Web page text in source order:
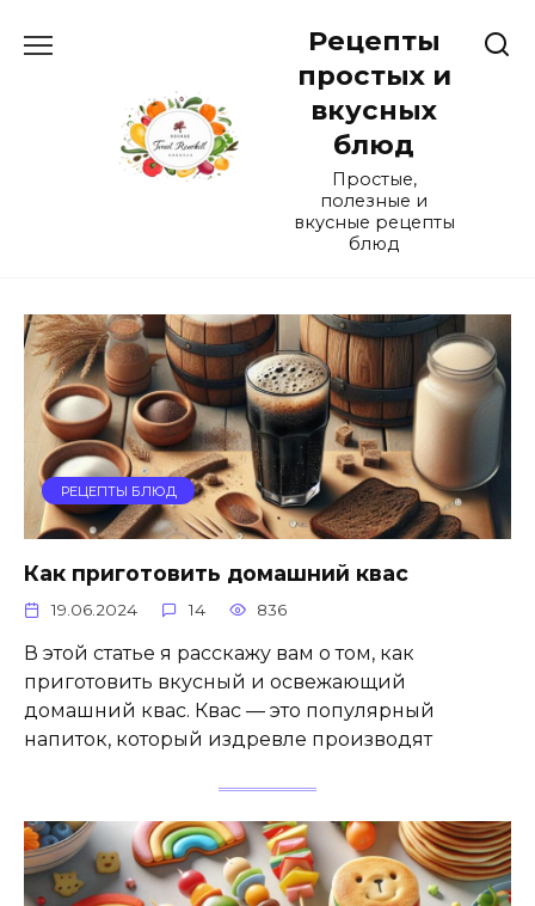
Рецепты
простых и
вкусных
блюд
Простые,
полезные и
вкусные рецепты
блюд
РЕЦЕПТЫ БЛЮД
Как приготовить домашний квас
19.06.2024 14 836
В этой статье я расскажу вам о том, как
приготовить вкусный и освежающий
домашний квас. Квас — это популярный
напиток, который издревле производят